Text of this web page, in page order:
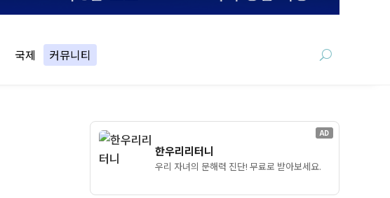
국제 커뮤니티
AD
한우리리터니
우리 자녀의 문해력 진단! 무료로 받아보세요.